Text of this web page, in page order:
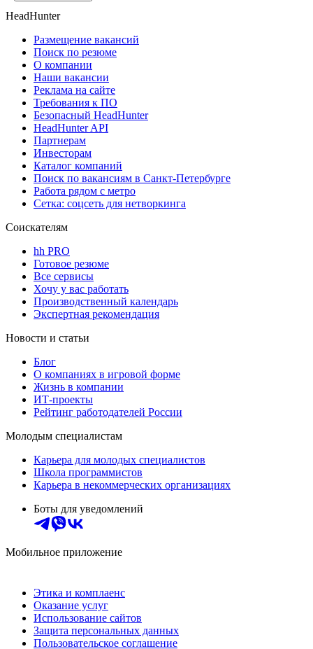
HeadHunter
Размещение вакансий
Поиск по резюме
О компании
Наши вакансии
Реклама на сайте
Требования к ПО
Безопасный HeadHunter
HeadHunter API
Партнерам
Инвесторам
Каталог компаний
Поиск по вакансиям в Санкт-Петербурге
Работа рядом с метро
Сетка: соцсеть для нетворкинга
Соискателям
hh PRO
Готовое резюме
Все сервисы
Хочу у вас работать
Производственный календарь
Экспертная рекомендация
Новости и статьи
Блог
О компаниях в игровой форме
Жизнь в компании
ИТ-проекты
Рейтинг работодателей России
Молодым специалистам
Карьера для молодых специалистов
Школа программистов
Карьера в некоммерческих организациях
Боты для уведомлений
Мобильное приложение
Этика и комплаенс
Оказание услуг
Использование сайтов
Защита персональных данных
Пользовательское соглашение